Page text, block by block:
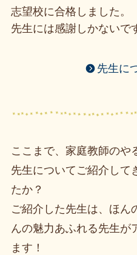
志望校に合格しました。
先生には感謝しかないで
先生に
ここまで、家庭教師のや
先生についてご紹介して
たか？
ご紹介した先生は、ほん
んの魅力あふれる先生が
ます！